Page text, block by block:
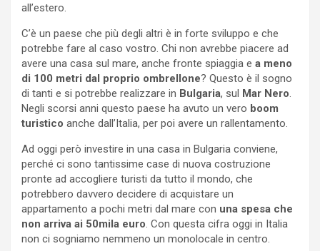
all’estero.
C’è un paese che più degli altri è in forte sviluppo e che
potrebbe fare al caso vostro. Chi non avrebbe piacere ad
avere una casa sul mare, anche fronte spiaggia e a meno
di 100 metri dal proprio ombrellone? Questo è il sogno
di tanti e si potrebbe realizzare in Bulgaria, sul Mar Nero.
Negli scorsi anni questo paese ha avuto un vero boom
turistico anche dall’Italia, per poi avere un rallentamento.
Ad oggi però investire in una casa in Bulgaria conviene,
perché ci sono tantissime case di nuova costruzione
pronte ad accogliere turisti da tutto il mondo, che
potrebbero davvero decidere di acquistare un
appartamento a pochi metri dal mare con una spesa che
non arriva ai 50mila euro. Con questa cifra oggi in Italia
non ci sogniamo nemmeno un monolocale in centro.